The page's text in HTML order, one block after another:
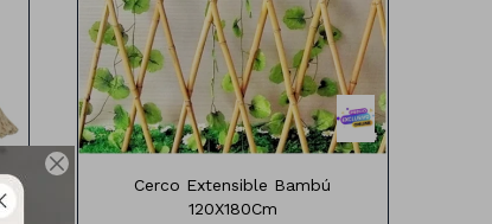

120X180Cm
Cerco Extensible Bambú
120X180Cm